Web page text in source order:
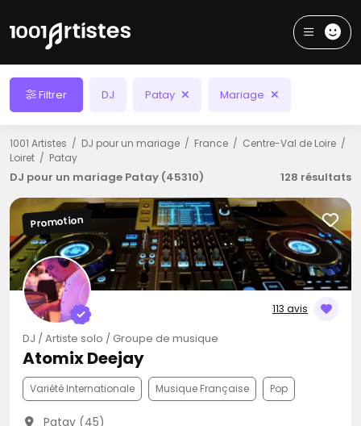
Filtrer DJ Patay Mariage
1001 Artistes DJ pour un mariage France
Centre-Val de Loire
Loiret
Patay
DJ pour un mariage Patay (45310) 128 résultats
113 avis
Promotion
DJ / Artiste solo / Groupe de musique
Atomix Deejay
Variété Internationale Musique Française Pop
Patay (45)